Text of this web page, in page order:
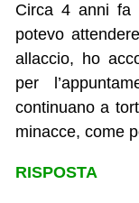
Circa 4 anni fa
potevo
allaccio, ho
per
continuano a
minacce, come
RISPOSTA